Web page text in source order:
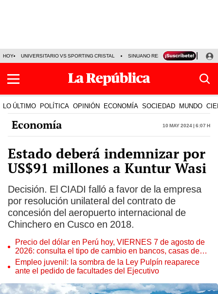
HOY UNIVERSITARIO VS SPORTING CRISTAL SINUANO RESULTADOS HOY
LO ÚLTIMO POLÍTICA OPINIÓN ECONOMÍA SOCIEDAD MUNDO
Economía 10 May 2024 | 6:07 h
Estado deberá indemnizar por
US$91 millones a Kuntur Wasi
Decisión. El CIADI falló a favor de la empresa
por resolución unilateral del contrato de
concesión del aeropuerto internacional de
Chinchero en Cusco en 2018.
Precio del dólar en Perú hoy, VIERNES 7 de agosto de
2026: consulta el tipo de cambio en bancos, casas de
cambio y plataformas digitales
Empleo juvenil: la sombra de la Ley Pulpín reaparece
ante el pedido de facultades del Ejecutivo